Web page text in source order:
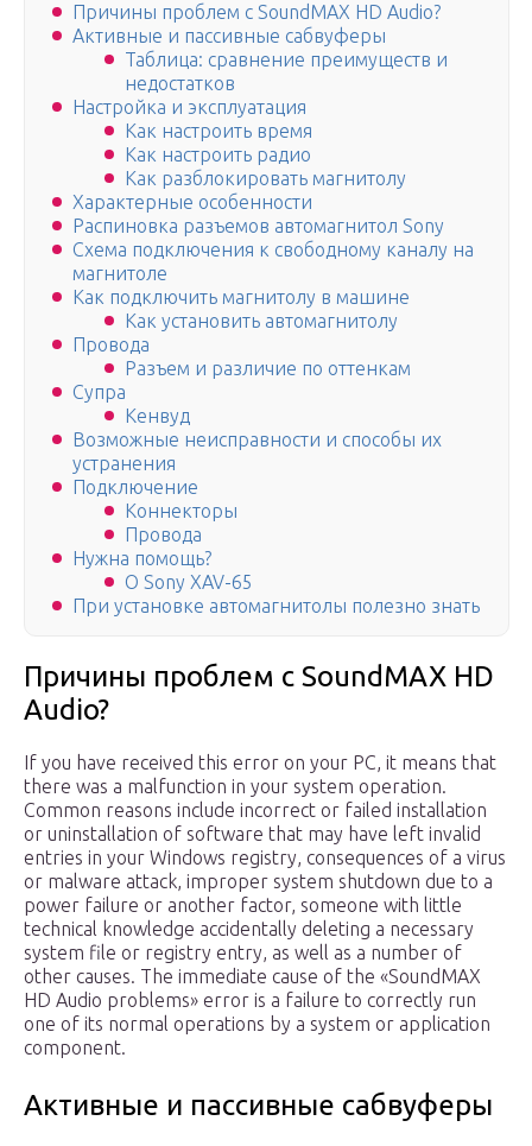
Причины проблем с SoundMAX HD Audio?
Активные и пассивные сабвуферы
Таблица: сравнение преимуществ и
недостатков
Настройка и эксплуатация
Как настроить время
Как настроить радио
Как разблокировать магнитолу
Характерные особенности
Распиновка разъемов автомагнитол Sony
Схема подключения к свободному каналу на
магнитоле
Как подключить магнитолу в машине
Как установить автомагнитолу
Провода
Разъем и различие по оттенкам
Супра
Кенвуд
Возможные неисправности и способы их
устранения
Подключение
Коннекторы
Провода
Нужна помощь?
О Sony XAV-65
При установке автомагнитолы полезно знать
Причины проблем с SoundMAX HD
Audio?
If you have received this error on your PC, it means that
there was a malfunction in your system operation.
Common reasons include incorrect or failed installation
or uninstallation of software that may have left invalid
entries in your Windows registry, consequences of a virus
or malware attack, improper system shutdown due to a
power failure or another factor, someone with little
technical knowledge accidentally deleting a necessary
system file or registry entry, as well as a number of
other causes. The immediate cause of the «SoundMAX
HD Audio problems» error is a failure to correctly run
one of its normal operations by a system or application
component.
Активные и пассивные сабвуферы